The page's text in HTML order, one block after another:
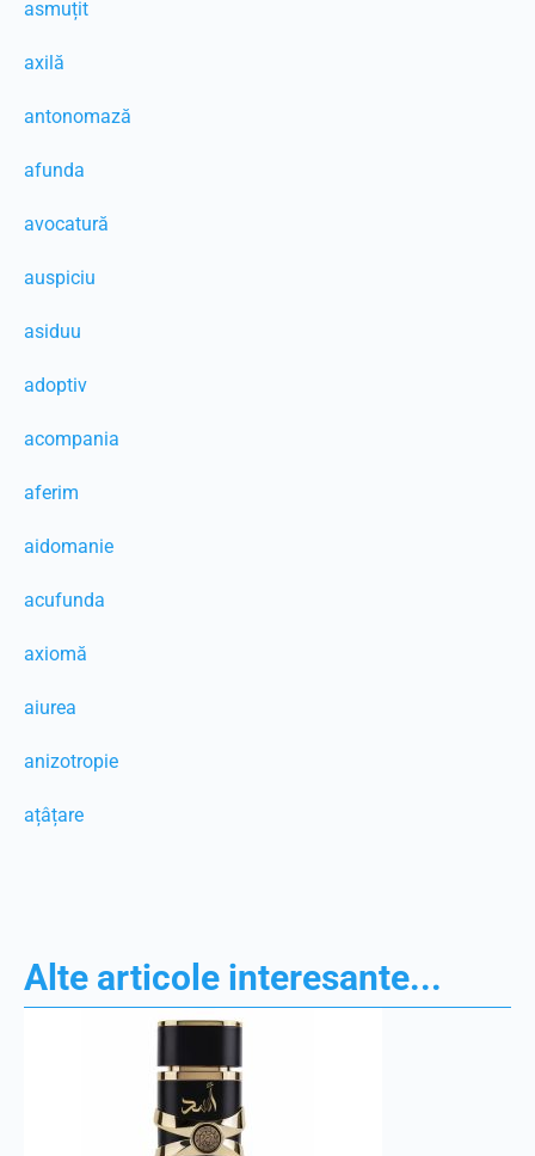
asmuțit
axilă
antonomază
afunda
avocatură
auspiciu
asiduu
adoptiv
acompania
aferim
aidomanie
acufunda
axiomă
aiurea
anizotropie
ațâțare
Alte articole interesante...